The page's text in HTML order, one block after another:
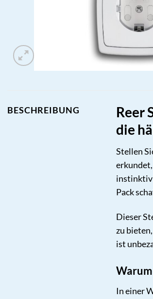
BESCHREIBUNG
Reer
die
Stellen
instinktiv
Pack
Dieser
zu
ist
In einer